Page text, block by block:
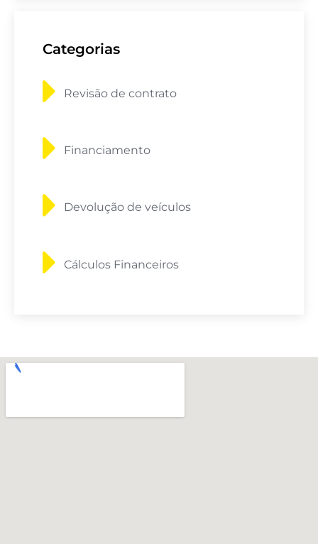
Categorias
Revisão de contrato
Financiamento
Devolução de veículos
Cálculos Financeiros